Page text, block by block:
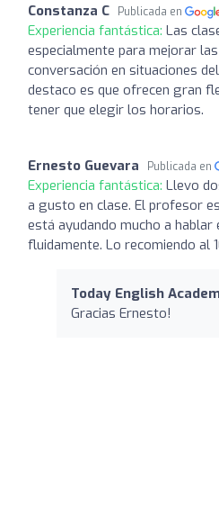
Constanza C Publicada en
Experiencia fantástica: Las
especialmente para mejorar
conversación en situaciones
destaco es que ofrecen gran
tener que elegir los horarios.
Ernesto Guevara Publicada en
Experiencia fantástica: Llevo
a gusto en clase. El profesor
está ayudando mucho a hablar
fluidamente. Lo recomiendo al
Today English
Gracias Ernesto!